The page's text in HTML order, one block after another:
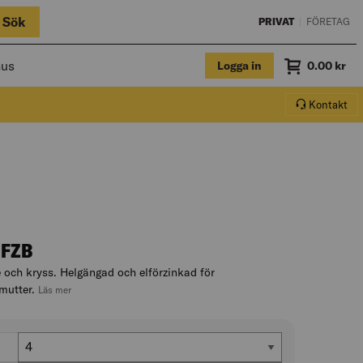
Sök PRIVAT FÖRETAG
Logga in Varukorg.
Summa
0.00 kr
Kontakt
kryss. Helgängad och elförzinkad för
Läs mer
Storlek gänga metrisk (M)
4